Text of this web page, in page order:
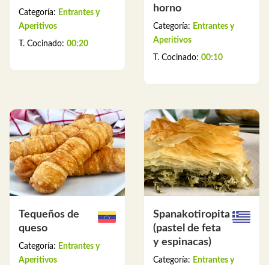
Categoría: Entrantes y
Aperitivos
T. Cocinado: 00:20
horno
Categoría: Entrantes y
Aperitivos
T. Cocinado: 00:10
Tequeños de
queso
Categoría: Entrantes y
Aperitivos
Spanakotiropita
(pastel de feta
y espinacas)
Categoría: Entrantes y